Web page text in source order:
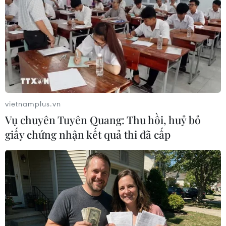
15/06/2018 04:59
Theo Bộ Quốc phòng Hàn ngày 15/6, Bộ trưởng Song
Young-moo và người đồng cấp Mỹ Jim Mattis có các
cuộc "thảo luận sâu" về cuộc tập trận chung giữa hai
nước, sau tuyên bố của ông Trump.
vietnamplus.vn
Vụ chuyên Tuyên Quang: Thu hồi, huỷ bỏ
giấy chứng nhận kết quả thi đã cấp